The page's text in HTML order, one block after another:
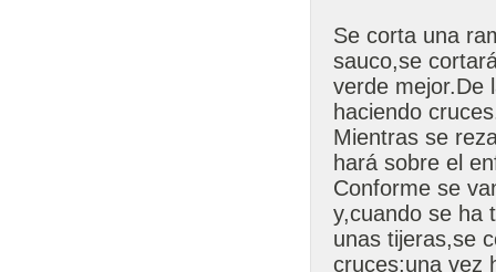
Se corta una
sauco,se
verde mejor.De
haciendo
Mientras se
hará sobre el
Conforme se
y,cuando se ha
unas tijeras,se
cruces;una vez